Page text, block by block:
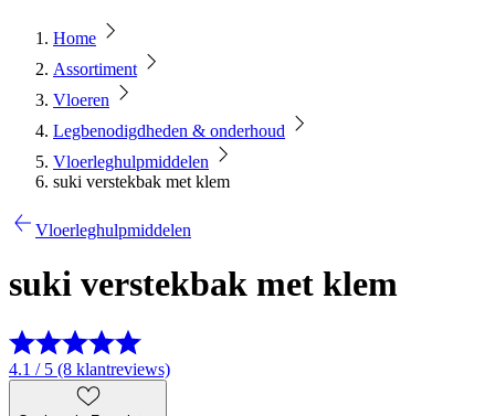
Home
Assortiment
Vloeren
Legbenodigdheden & onderhoud
Vloerleghulpmiddelen
suki verstekbak met klem
Vloerleghulpmiddelen
suki verstekbak met klem
4.1 / 5 (8 klantreviews)